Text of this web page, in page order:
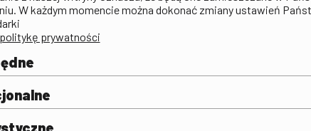
i
Polityka antykorupcyjna
Praca w FINA
W każdym momencie można dokonać zmiany ustawień
prywatności